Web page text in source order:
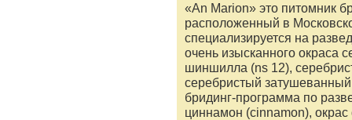
«An Marion» это питомник
расположенный в
специализируется на
очень изысканного окраса
шиншилла (ns 12),
серебристый
бридинг-программа по
циннамон (cinnamon),